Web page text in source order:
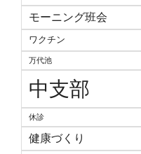
モーニング班会
ワクチン
万代池
中支部
休診
健康づくり